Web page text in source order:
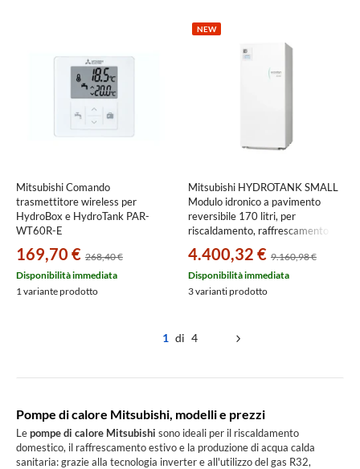
Mitsubishi Comando
trasmettitore wireless per
HydroBox e HydroTank PAR-
WT60R-E
169,70 € 268,40 €
Disponibilità immediata
1 variante prodotto
NEW
Mitsubishi HYDROTANK SMALL
Modulo idronico a pavimento
reversibile 170 litri, per
riscaldamento, raffrescamento e
4.400,32 € 9.160,98 €
Disponibilità immediata
3 varianti prodotto
1 di 4
Pompe di calore Mitsubishi, modelli e prezzi
Lepompe di calore Mitsubishi sono ideali per il riscaldamento
domestico, il raffrescamento estivo e la produzione di acqua calda
sanitaria: grazie alla tecnologia inverter e all'utilizzo del gas R32,